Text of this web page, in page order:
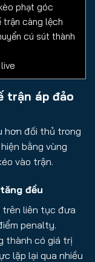
phạt góc
trận càng lệch
cú sút thành
trận áp đảo
hơn đối thủ trong
bằng vùng
vào trận.
đều
trên liên tục đưa
penalty.
thành có giá trị
lặp lại qua nhiều